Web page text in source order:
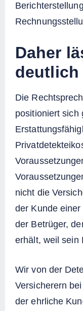
Daher
deutlich
Die
positioniert sich
nicht die
der Kunde
der Betrüger,
erhält, weil sein
Wir von der
Versicherern
der ehrliche